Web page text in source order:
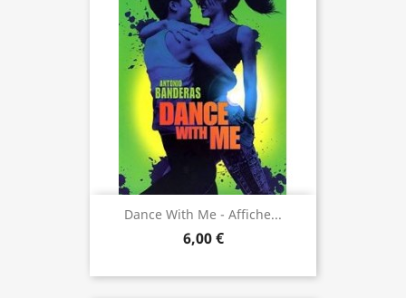
Dance With Me - Affiche...
6,00 €